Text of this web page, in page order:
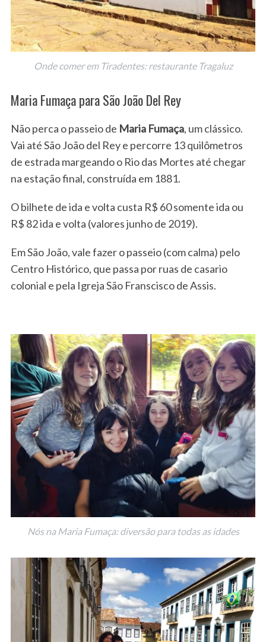
Onde comer em Tiradentes: restaurante Tragaluz
Maria Fumaça para São João Del Rey
Não perca o passeio de Maria Fumaça, um clássico.
Vai até São João del Rey e percorre 13 quilômetros
de estrada margeando o Rio das Mortes até chegar
na estação final, construída em 1881.
O bilhete de ida e volta custa R$ 60 somente ida ou
R$ 82 ida e volta (valores junho de 2019).
Em São João, vale fazer o passeio (com calma) pelo
Centro Histórico, que passa por ruas de casario
colonial e pela Igreja São Franscisco de Assis.
Nós na Maria Fumaça: diversão para todas as idades